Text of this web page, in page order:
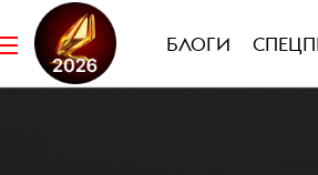
БЛОГИ